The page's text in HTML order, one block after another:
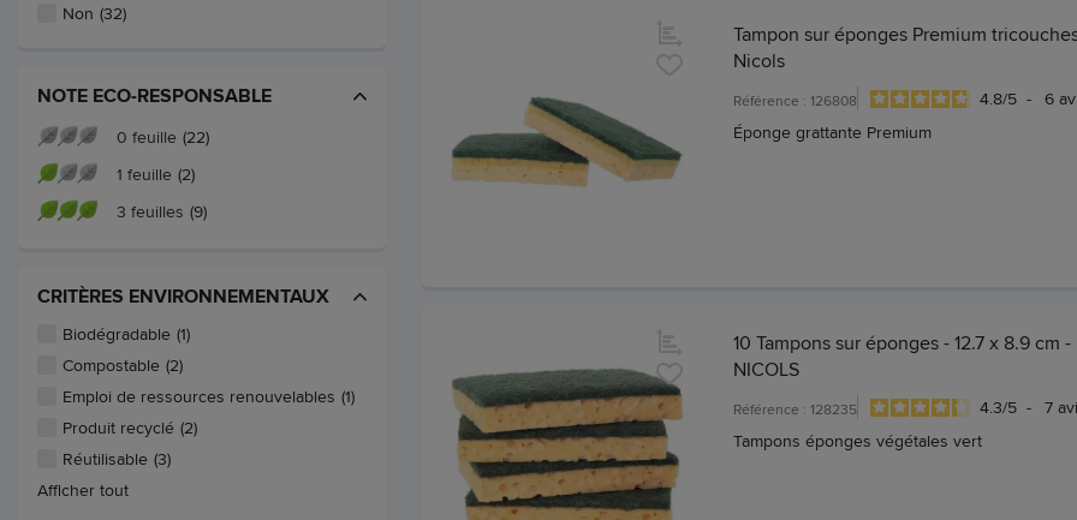
Non (32)
NOTE ECO-RESPONSABLE
0 feuille (22)
1 feuille (2)
3 feuilles (9)
CRITÈRES ENVIRONNEMENTAUX
Biodégradable (1)
Compostable (2)
Emploi de ressources renouvelables (1)
Produit recyclé (2)
Réutilisable (3)
Afficher tout
Tampon sur éponges Premium
Nicols
Référence : 126808 4.8/5 - 6
Éponge grattante Premium
10 Tampons sur éponges - 12.7 x 8.9 cm -
NICOLS
Référence : 128235 4.3/5 - 7
Tampons éponges végétales vert